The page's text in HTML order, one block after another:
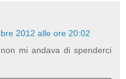
2012 alle ore 20:02
mi andava di spenderci